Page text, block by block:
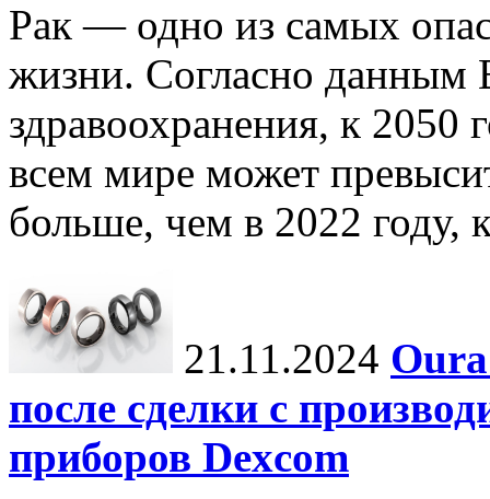
Рак — одно из самых
жизни. Согласно данным
здравоохранения, к 2050
всем мире может
больше, чем в 2022 году,
21.11.2024
после сделки с
приборов Dexcom